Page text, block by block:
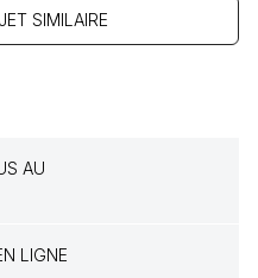
SIMILAIRE
AU
LIGNE